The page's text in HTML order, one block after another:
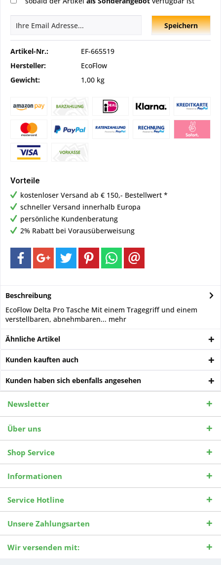
Speichern
Artikel-Nr.:
EF-665519
Hersteller:
EcoFlow
Gewicht:
1,00 kg
Vorteile
kostenloser Versand ab € 150,- Bestellwert *
schneller Versand innerhalb Europa
persönliche Kundenberatung
2% Rabatt bei Vorausüberweisung
Beschreibung
EcoFlow Delta Pro Tasche Mit einem Tragegriff und einem
verstellbaren, abnehmbaren... mehr
Ähnliche Artikel
Kunden kauften auch
Kunden haben sich ebenfalls angesehen
Newsletter
Über uns
Shop Service
Informationen
Service Hotline
Unsere Zahlungsarten
Wir versenden mit: